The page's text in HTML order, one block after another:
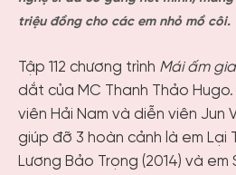
triệu đồng cho các em nhỏ mồ côi.
Tập 112 chương trình Mái ấm
dắt của MC Thanh Thảo
viên Hải Nam và diễn viên Jun
giúp đỡ 3 hoàn cảnh là em Lại
Lương Bảo Trọng (2014) và em